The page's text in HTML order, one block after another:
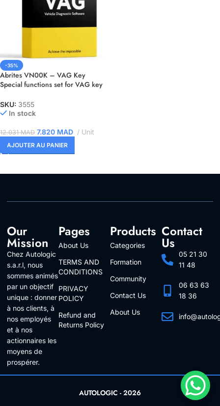
-35%
Abrites VN00K – VAG Key
Special functions set for VAG key
,and VN021 )
SKU: 3555
In stock
12.031MAD 7.820 MAD Unit
AJOUTER AU PANIER
Our
Mission
Chez Autologic
s.a.r.l, nous
sommes animés
par un objectif
unique : donner
à nos clients, à
nos employés
et à nos
actionnaires les
moyens de
prospérer.
Pages
About Us
TERMS AND
CONDITIONS
PRIVACY
POLICY
Refund and
Returns Policy
Products
Categories
Formation
Community
Contact Us
About Us
Contact
Us
05 21 30
11 48
06 63 63
18 36
AUTOLOGIC - 2026